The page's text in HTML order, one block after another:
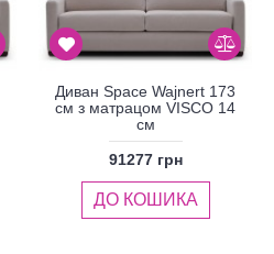
Диван Space Wajnert 173
см з матрацом VISCO 14
см
91277 грн
ДО КОШИКА